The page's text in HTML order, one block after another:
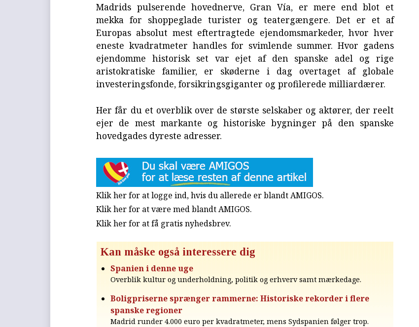
Madrids pulserende hovednerve, Gran Vía, er mere end blot et
mekka for shoppeglade turister og teatergængere. Det er et af
Europas absolut mest eftertragtede ejendomsmarkeder, hvor hver
eneste kvadratmeter handles for svimlende summer. Hvor gadens
ejendomme historisk set var ejet af den spanske adel og rige
aristokratiske familier, er skøderne i dag overtaget af globale
investeringsfonde, forsikringsgiganter og profilerede milliardærer.
Her får du et overblik over de største selskaber og aktører, der reelt
ejer de mest markante og historiske bygninger på den spanske
hovedgades dyreste adresser.
Klik her for at logge ind, hvis du allerede er blandt AMIGOS.
Klik her for at være med blandt AMIGOS.
Klik her for at få gratis nyhedsbrev.
Kan måske også interessere dig
Spanien i denne uge
Overblik kultur og underholdning, politik og erhverv samt mærkedage.
Boligpriserne sprænger rammerne: Historiske rekorder i flere
spanske regioner
Madrid runder 4.000 euro per kvadratmeter, mens Sydspanien følger trop.